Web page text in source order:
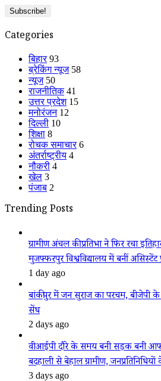
Categories
बिहार 93
ब्रेकिंग न्यूज 58
न्यूज 50
राजनीतिक 41
उत्तर प्रदेश 15
मनोरंजन 12
दिल्ली 10
शिक्षा 8
रोचक समाचार 6
अंतर्राष्ट्रीय 4
नौकरी 4
खेल 3
पंजाब 2
Trending Posts
ग्रामीण अंचल की प्रतिभा ने फिर रचा
मुजफ्फरपुर विश्वविद्यालय में बनीं असिस्टेंट
1 day ago
बांकीपुर में जन सुराज का परचम, बीजेपी
सेंध
2 days ago
वीआईपी दौरे के समय बनी सड़क बनी
बदहाली से बेहाल ग्रामीण,
3 days ago